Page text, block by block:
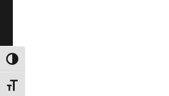
UMSCHALTEN AUF HOHE
SCHRIFT VERGRÖSSERN